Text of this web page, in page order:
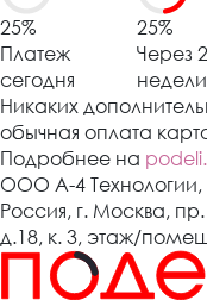
25%
Платеж
сегодня
25%
Через 2
недели
Никаких
обычная оплата
Подробнее на
ООО А-4 Технологии,
Россия, г. Москва,
д.18, к. 3, этаж/